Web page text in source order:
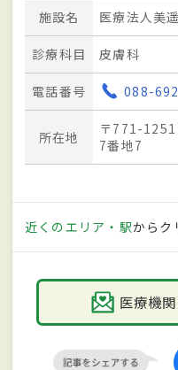
施設名 医療法人美
診療科目 皮膚科
電話番号 088-
所在地
〒771-1251
7番地7
近くのエリア・駅からク
医療機